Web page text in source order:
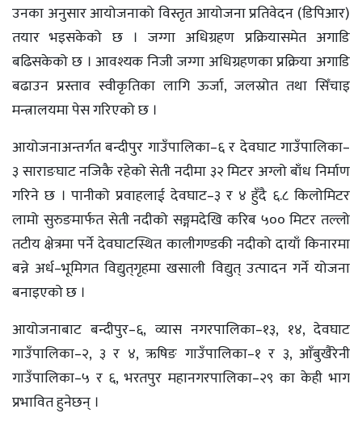
उनका अनुसार आयोजनाको विस्तृत आयोजना प्रतिवेदन (डिपिआर)
तयार भइसकेको छ । जग्गा अधिग्रहण प्रक्रियासमेत अगाडि
बढिसकेको छ । आवश्यक निजी जग्गा अधिग्रहणका प्रक्रिया अगाडि
बढाउन प्रस्ताव स्वीकृतिका लागि ऊर्जा, जलस्रोत तथा सिँचाइ
मन्त्रालयमा पेस गरिएको छ ।
आयोजनाअन्तर्गत बन्दीपुर गाउँपालिका–६ र देवघाट गाउँपालिका–
३ साराङघाट नजिकै रहेको सेती नदीमा ३२ मिटर अग्लो बाँध निर्माण
गरिने छ । पानीको प्रवाहलाई देवघाट–३ र ४ हुँदै ६.८ किलोमिटर
लामो सुरुङमार्फत सेती नदीको सङ्गमदेखि करिब ५०० मिटर तल्लो
तटीय क्षेत्रमा पर्ने देवघाटस्थित कालीगण्डकी नदीको दायाँ किनारमा
बन्ने अर्ध–भूमिगत विद्युत्‌गृहमा खसाली विद्युत् उत्पादन गर्ने योजना
बनाइएको छ ।
आयोजनाबाट बन्दीपुर–६, व्यास नगरपालिका–१३, १४, देवघाट
गाउँपालिका–२, ३ र ४, ऋषिङ गाउँपालिका–१ र ३, आँबुखैरेनी
गाउँपालिका–५ र ६, भरतपुर महानगरपालिका–२९ का केही भाग
प्रभावित हुनेछन् ।